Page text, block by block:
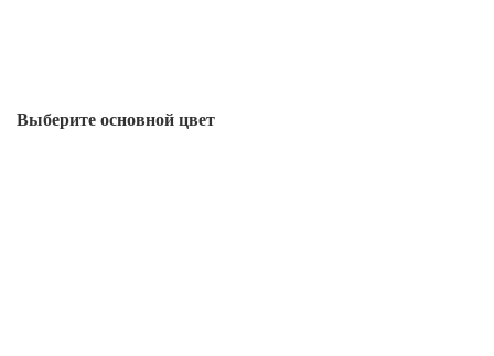
Выберите oсновной цвет